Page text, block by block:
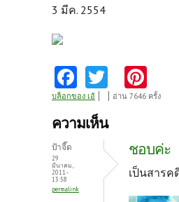
3 มีค. 2554
Fa
ce
b
k
w
itt
nt
es
t
บล็อกของ เอ้ อ่าน 7646 ครั้ง
ความเห็น
ป้าจี๊ด
29
มีนาคม,
2011 -
13:58
permalink
ชอบค่ะ
เป็นสารค